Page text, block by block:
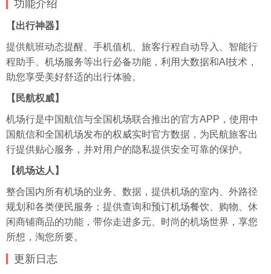
功能介绍
【出行神器】
提供航班动态提醒、手机值机、旅客行程自动导入、智能行
程助手、机场服务等出行必备功能，利用大数据和AI技术，
助您享受美好舒适的出行体验。
【民航权威】
机场行是中国航信与全国机场联合推出的官方APP，使用中
国航信和全国机场发布的权威实时官方数据，为民航旅客出
行提供贴心服务，并对用户的隐私提供安全可靠的保护。
【机场达人】
整合国内所有机场的业务、数据，提供机场的室内、外路径
规划和各类便民服务；提供查询和预订机场餐饮、购物、休
闲商铺商品的功能，带你走进多元、时尚的机场世界，享您
所想，淘您所要。
更新 日志